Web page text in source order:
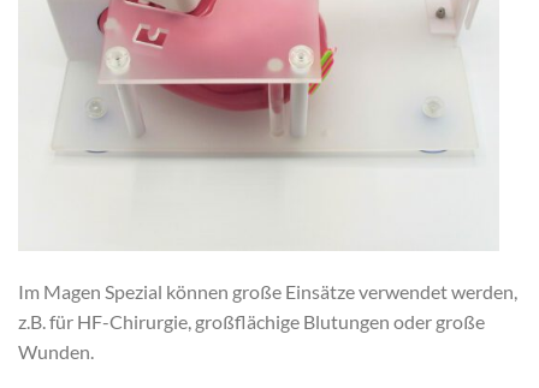
Im Magen Spezial können große Einsätze verwendet werden,
z.B. für HF-Chirurgie, großflächige Blutungen oder große
Wunden.